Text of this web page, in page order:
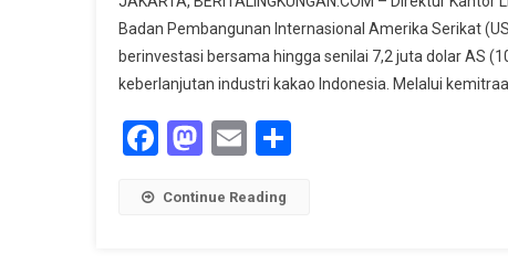
Dukung
Industri
Kakao
Berkelanjutan
Badan Pembangunan Internasional Amerika Serikat
berinvestasi bersama hingga senilai 7,2 juta dolar AS
keberlanjutan industri kakao Indonesia. Melalui
Facebook
Mastodon
Email
Continue Reading